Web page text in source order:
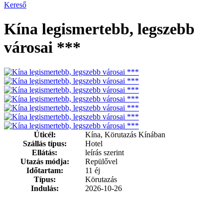
Kereső
Kína legismertebb, legszebb
városai ***
Úticél:
Kína, Körutazás Kínában
Szállás típus:
Hotel
Ellátás:
leírás szerint
Utazás módja:
Repülővel
Időtartam:
11 éj
Típus:
Körutazás
Indulás:
2026-10-26